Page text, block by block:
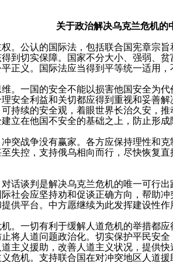
关于政治解决乌克兰危机的
公认的国际法，包括联合国宪章宗旨
到切实保障。国家不分大小、强弱、
正义。国际法应当得到平等统一适用，
一国的安全不能以损害他国安全为代
安全利益和关切都应得到重视和妥善
持续的安全观，着眼世界长治久安，
立在他国不安全的基础之上，防止形成
战争没有赢家。各方应保持理性和克
失控，支持俄乌相向而行，尽快恢复
谈判是解决乌克兰危机的唯一可行出
社会应坚持劝和促谈正确方向，帮助
供平台。中方愿继续为此发挥建设性作
一切有利于缓解人道危机的举措都应
将人道问题政治化。切实保护平民安全
主义援助，改善人道主义状况，提供
危机。支持联合国在对冲突地区人道援